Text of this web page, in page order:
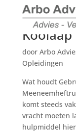
door Arbo
Opleidingen
Wat houdt
komt steeds
vracht moeten
hulpmiddel